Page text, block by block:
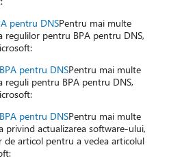
pentru DNSPentru mai multe
regulilor pentru BPA pentru DNS,
pentru DNSPentru mai multe
pentru BPA pentru DNS,
pentru DNSPentru mai multe
actualizarea software-ului,
articol pentru a vedea articolul